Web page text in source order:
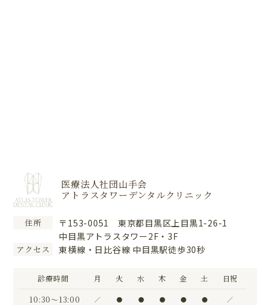
医療法人社団山手会
アトラスタワーデンタルクリニック
住所
〒153-0051 東京都目黒区上目黒1-26-1
中目黒アトラスタワー2F・3F
アクセス 東横線・日比谷線 中目黒駅徒歩30秒
診療時間 月 火 水 木 金 土 日祝
10:30〜13:00 ／ ● ● ● ● ● ／